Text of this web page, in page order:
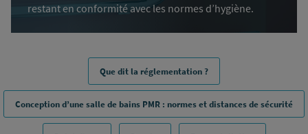
restant en conformité avec les normes d’hygiène.
Que dit la réglementation ?
Conception d’une salle de bains PMR : normes et distances de sécurité